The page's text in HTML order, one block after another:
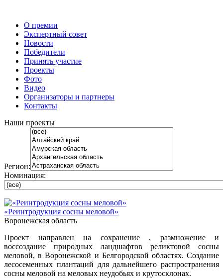
О премии
Экспертный совет
Новости
Победители
Принять участие
Проекты
Фото
Видео
Организаторы и партнеры
Контакты
Наши проекты
Регион:
Номинация:
«Реинтродукция сосны меловой»
Воронежская область
Проект направлен на сохранение , размножение и
воссоздание природных ландшафтов реликтовой сосны
меловой, в Воронежской и Белгородской областях. Создание
лесосеменных плантаций для дальнейшего распространения
сосны меловой на меловых неудобьях и крутосклонах.